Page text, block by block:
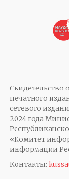
Свидетельство
печатного
сетевого
2024 года
«Комитет
информации
Контакты: